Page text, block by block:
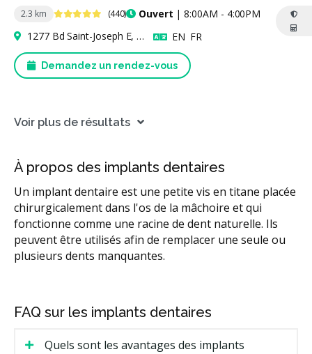
2.3 km 4.9 étoiles (440) Ouvert | 8:00AM - 4:00PM
Demandez un rendez-vous
1277 Bd Saint-Joseph E, Montréal, QC H2J 1L9, Canada EN Anglais
FR
Voir plus de résultats
À propos des implants dentaires
Un implant dentaire est une petite vis en titane placée
chirurgicalement dans l'os de la mâchoire et qui
fonctionne comme une racine de dent naturelle. Ils
peuvent être utilisés afin de remplacer une seule ou
plusieurs dents manquantes.
FAQ sur les implants dentaires
Quels sont les avantages des implants